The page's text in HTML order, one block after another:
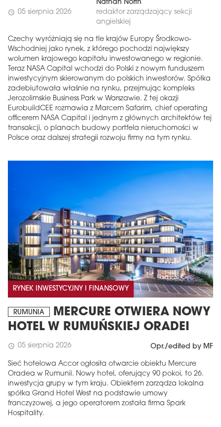
schedule 05 sierpnia 2026
Nathan North
redaktor zarządzający sekcji
angielskiej
Czechy wyróżniają się na tle krajów Europy Środkowo-
Wschodniej jako rynek, z którego pochodzi największy
wolumen krajowego kapitału inwestowanego w regionie.
Teraz NASA Capital wchodzi do Polski z nowym funduszem
inwestycyjnym skierowanym do polskich inwestorów. Spółka
zadebiutowała właśnie na rynku, przejmując kompleks
Jerozolimskie Business Park w Warszawie. Z tej okazji
EurobuildCEE rozmawia z Marcem Safarim, chief operating
officerem NASA Capital i jednym z głównych architektów tej
transakcji, o planach budowy portfela nieruchomości w
Polsce oraz dalszej strategii rozwoju firmy na tym rynku.
RYNEK INWESTYCYJNY I FINANSOWY
RUMUNIA
MERCURE OTWIERA NOWY
HOTEL W RUMUŃSKIEJ ORADEI
schedule 05 sierpnia 2026 Opr./edited by MF
Sieć hotelowa Accor ogłosiła otwarcie obiektu Mercure
Oradea w Rumunii. Nowy hotel, oferujący 90 pokoi, to 26.
inwestycja grupy w tym kraju. Obiektem zarządza lokalna
spółka Grand Hotel West na podstawie umowy
franczyzowej, a jego operatorem została firma Spark
Hospitality.